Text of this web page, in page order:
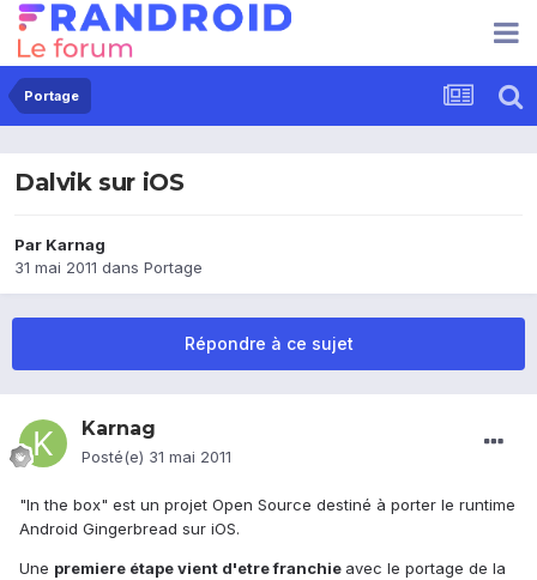
Portage
Dalvik sur iOS
Par Karnag
31 mai 2011 dans Portage
Répondre à ce sujet
Karnag
Posté(e) 31 mai 2011
"In the box" est un projet Open Source destiné à porter le runtime
Android Gingerbread sur iOS.
Une premiere étape vient d'etre franchie avec le portage de la